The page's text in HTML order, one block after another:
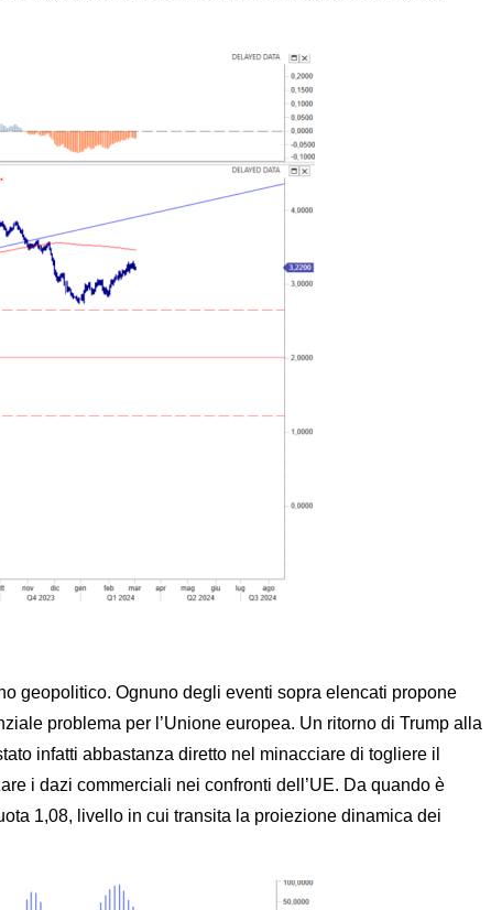
geopolitico. Ognuno degli eventi sopra elencati propone
problema per l’Unione europea. Un ritorno di Trump alla
infatti abbastanza diretto nel minacciare di togliere il
i dazi commerciali nei confronti dell’UE. Da quando è
1,08, livello in cui transita la proiezione dinamica dei